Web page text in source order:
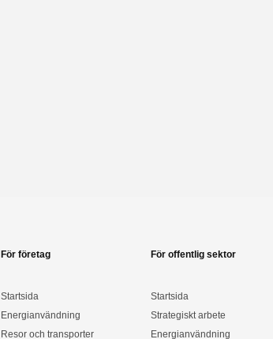
För företag
Startsida
Energianvändning
Resor och transporter
För offentlig sektor
Startsida
Strategiskt arbete
Energianvändning